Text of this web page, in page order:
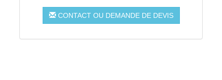
CONTACT OU DEMANDE DE DEVIS